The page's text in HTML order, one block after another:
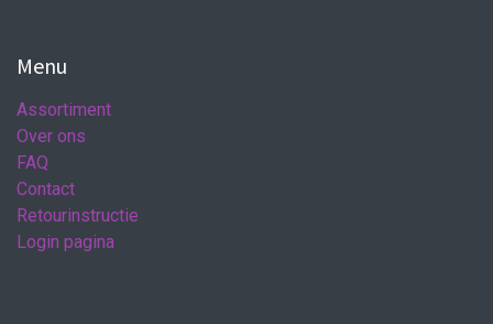
Menu
Assortiment
Over ons
FAQ
Contact
Retourinstructie
Login pagina